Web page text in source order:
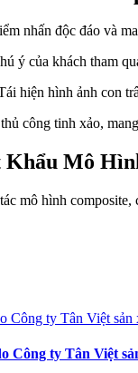
nhấn độc đáo và
ý của khách tham
hiện hình ảnh con
công tinh xảo,
Mô
mô hình
Công ty Tân Việt